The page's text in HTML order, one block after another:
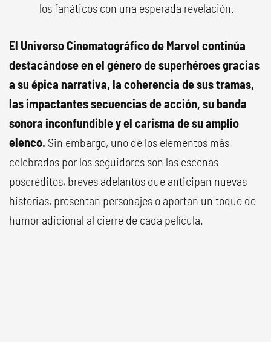
los fanáticos con una esperada revelación.
El Universo Cinematográfico de Marvel continúa
destacándose en el género de superhéroes gracias
a su épica narrativa, la coherencia de sus tramas,
las impactantes secuencias de acción, su banda
sonora inconfundible y el carisma de su amplio
elenco. Sin embargo, uno de los elementos más
celebrados por los seguidores son las escenas
poscréditos, breves adelantos que anticipan nuevas
historias, presentan personajes o aportan un toque de
humor adicional al cierre de cada película.